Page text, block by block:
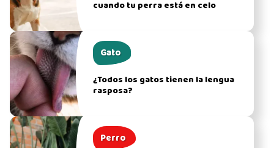
cuando tu perra está en celo
Gato
¿Todos los gatos tienen la lengua
rasposa?
Perro